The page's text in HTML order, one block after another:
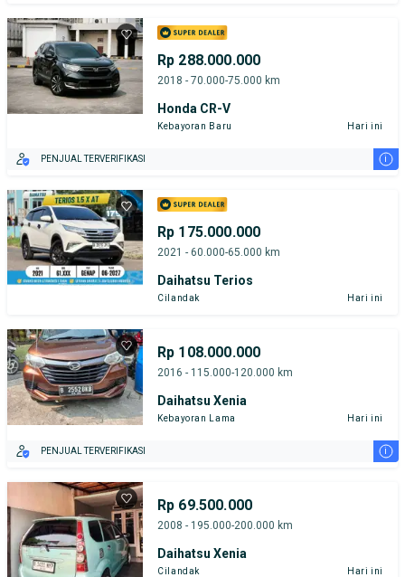
Rp 288.000.000
2018 - 70.000-75.000 km
Honda CR-V
Kebayoran Baru Hari ini
PENJUAL TERVERIFIKASI i
Rp 175.000.000
2021 - 60.000-65.000 km
Daihatsu Terios
Cilandak Hari ini
Rp 108.000.000
2016 - 115.000-120.000 km
Daihatsu Xenia
Kebayoran Lama Hari ini
PENJUAL TERVERIFIKASI i
Rp 69.500.000
2008 - 195.000-200.000 km
Daihatsu Xenia
Cilandak Hari ini